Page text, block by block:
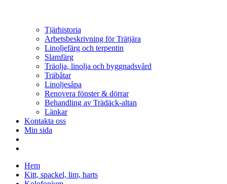
Tjärhistoria
Arbetsbeskrivning för Trätjära
Linoljefärg och terpentin
Slamfärg
Träolja, linolja och byggnadsvård
Träbåtar
Linoljesåpa
Renovera fönster & dörrar
Behandling av Trädäck-altan
Länkar
Kontakta oss
Min sida
Hem
Kitt, spackel, lim, harts